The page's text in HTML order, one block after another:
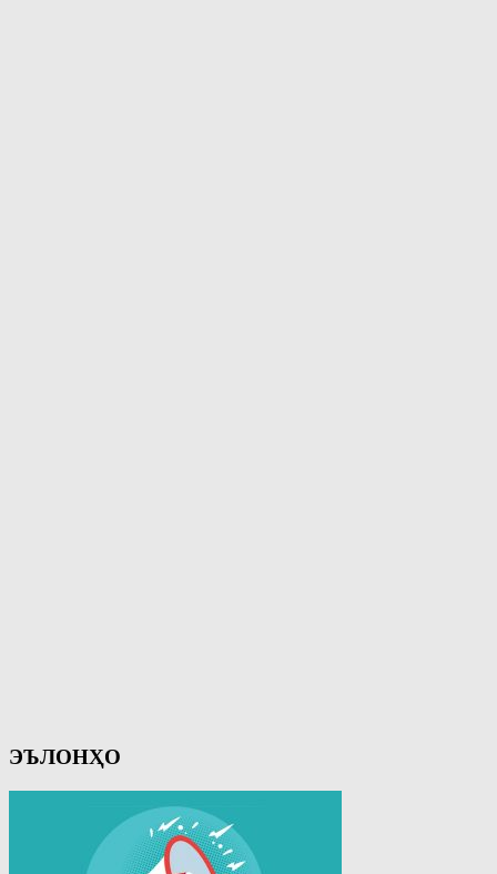
ЭЪЛОНҲО